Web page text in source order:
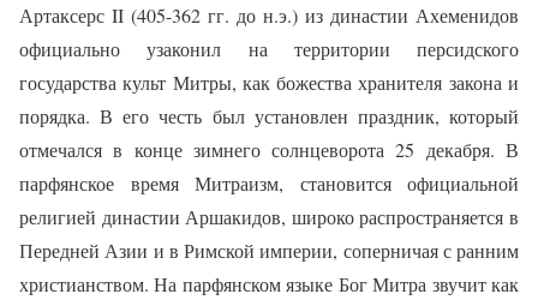
Артаксерс II (405-362 гг. до н.э.) из династии Ахеменидов
официально узаконил на территории персидского
государства культ Митры, как божества хранителя закона и
порядка. В его честь был установлен праздник, который
отмечался в конце зимнего солнцеворота 25 декабря. В
парфянское время Митраизм, становится официальной
религией династии Аршакидов, широко распространяется в
Передней Азии и в Римской империи, соперничая с ранним
христианством. На парфянском языке Бог Митра звучит как